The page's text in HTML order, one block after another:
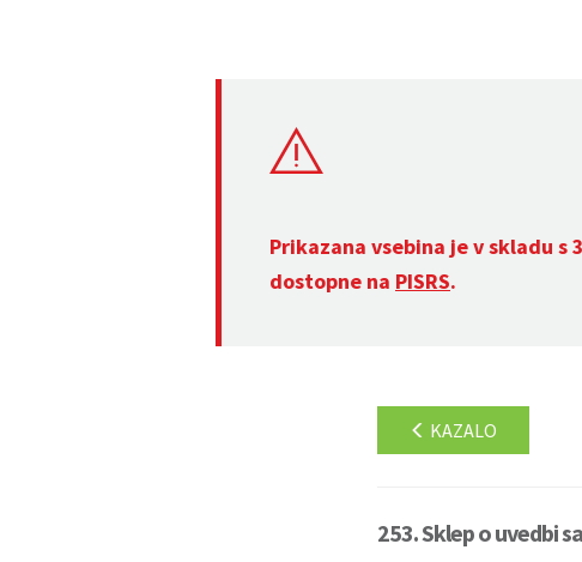
Prikazana vsebina je v skladu s
dostopne na PISRS.
KAZALO
253. Sklep o uvedbi